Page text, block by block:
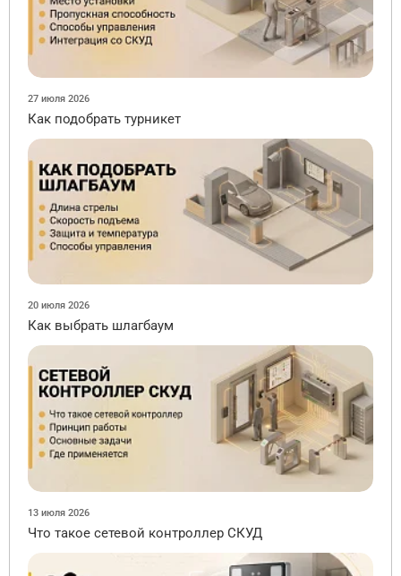
27 июля 2026
Как подобрать турникет
20 июля 2026
Как выбрать шлагбаум
13 июля 2026
Что такое сетевой контроллер СКУД